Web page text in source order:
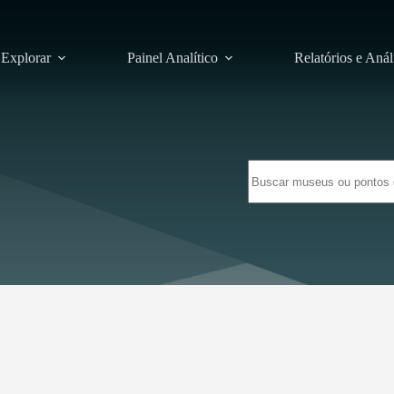
Explorar Painel Analítico Relatórios e
resultados